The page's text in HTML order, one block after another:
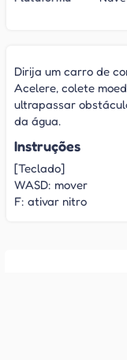
Dirija um carro de
Acelere, colete
ultrapassar
da água.
Instruções
[Teclado]
WASD: mover
F: ativar nitro